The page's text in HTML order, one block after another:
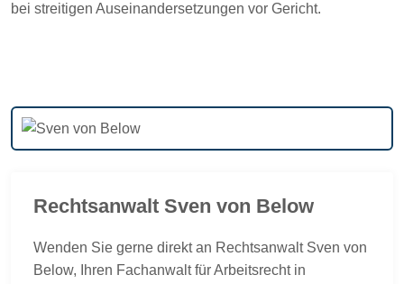
bei streitigen Auseinandersetzungen vor Gericht.
Rechtsanwalt Sven von Below
Wenden Sie gerne direkt an Rechtsanwalt Sven von
Below, Ihren Fachanwalt für Arbeitsrecht in